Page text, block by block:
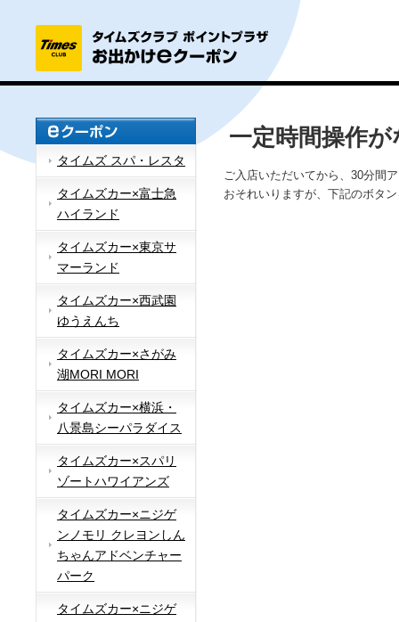
タイムズ スパ・レスタ
タイムズカー×富士急
ハイランド
タイムズカー×東京サ
マーランド
タイムズカー×西武園
ゆうえんち
タイムズカー×さがみ
湖MORI MORI
タイムズカー×横浜・
八景島シーパラダイス
タイムズカー×スパリ
ゾートハワイアンズ
タイムズカー×ニジゲ
ンノモリ クレヨンしん
ちゃんアドベンチャー
パーク
タイムズカー×ニジゲ
一定時間操作
ご入店いただいてから、30分間
おそれいりますが、下記のボタ